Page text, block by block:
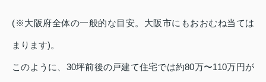
(※大阪府全体の一般的な目安。大阪市にもおおむね当ては
まります)。
このように、30坪前後の戸建て住宅では約80万〜110万円が